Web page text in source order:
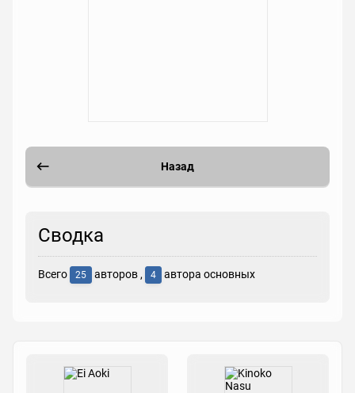
Назад
Сводка
Всего 25 авторов , 4 автора основных